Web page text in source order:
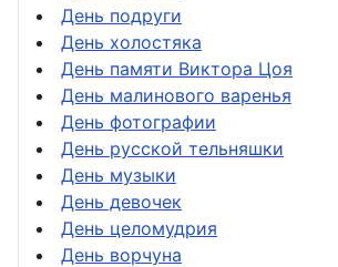
День подруги
День холостяка
День памяти Виктора Цоя
День малинового варенья
День фотографии
День русской тельняшки
День музыки
День девочек
День целомудрия
День ворчуна